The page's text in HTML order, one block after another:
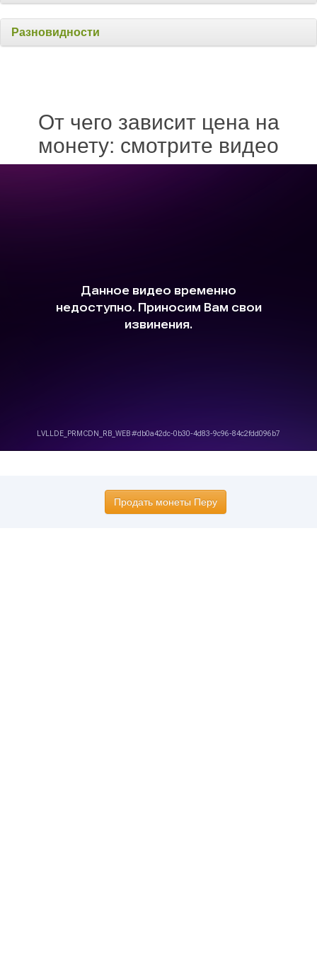
Разновидности
От чего зависит цена на
монету: смотрите видео
Продать монеты Перу